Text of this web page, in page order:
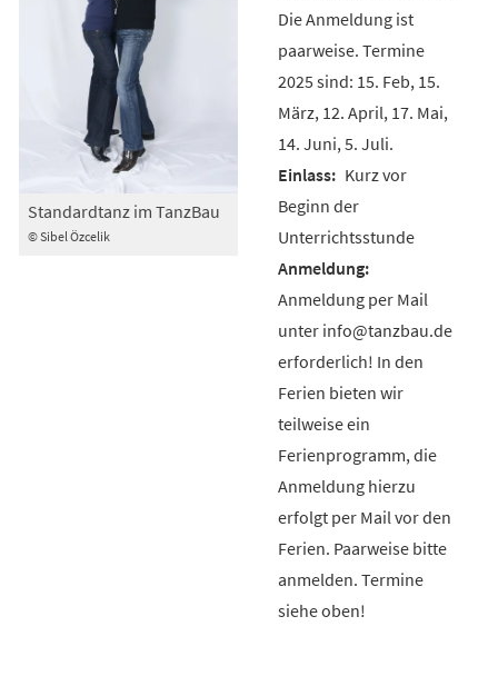
© Sibel Özcelik
Standardtanz im TanzBau
Die Anmeldung ist
paarweise. Termine
2025 sind: 15. Feb, 15.
März, 12. April, 17. Mai,
14. Juni, 5. Juli.
Kurz vor
Beginn der
Unterrichtsstunde
Anmeldung per Mail
unter info@tanzbau.de
erforderlich! In den
Ferien bieten wir
teilweise ein
Ferienprogramm, die
Anmeldung hierzu
erfolgt per Mail vor den
Ferien. Paarweise bitte
anmelden. Termine
siehe oben!